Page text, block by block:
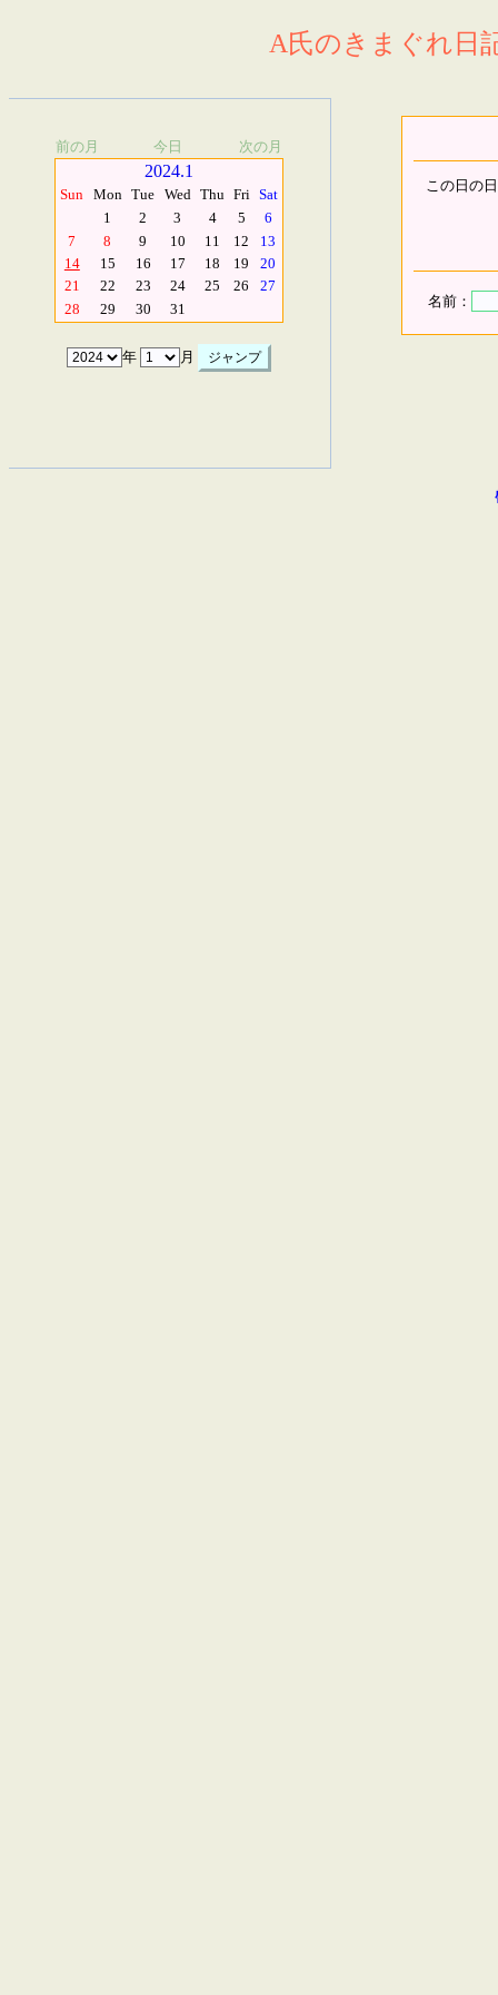
A氏のきまぐれ日
前の月 今日 次の月
2024.1
Sun Mon Tue Wed Thu Fri Sat
1
2 3 4 5
6
7
8 9 10 11 12
13
14
15 16 17 18 19
20
21
22 23 24 25 26
27
28
29 30 31
年 月
この日の
名前：